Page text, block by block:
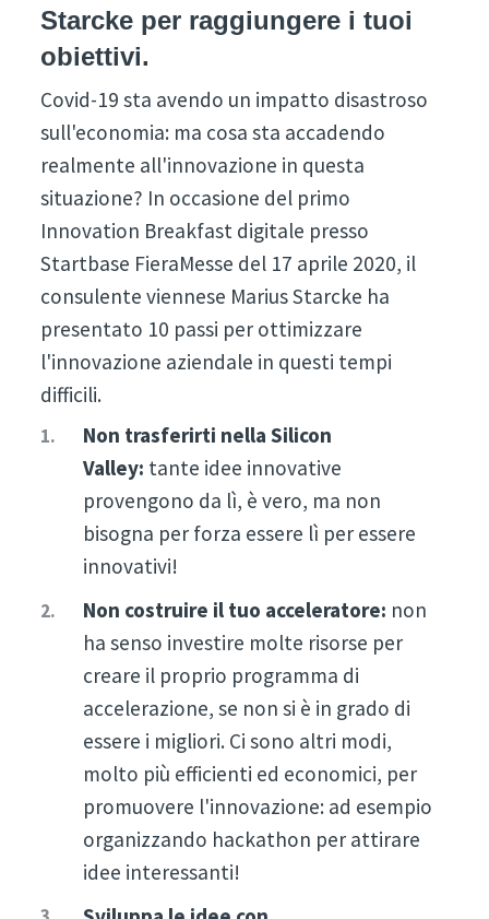
Starcke per raggiungere i tuoi
obiettivi.
Covid-19 sta avendo un impatto disastroso
sull'economia: ma cosa sta accadendo
realmente all'innovazione in questa
situazione? In occasione del primo
Innovation Breakfast digitale presso
Startbase FieraMesse del 17 aprile 2020, il
consulente viennese Marius Starcke ha
presentato 10 passi per ottimizzare
l'innovazione aziendale in questi tempi
difficili.
Non trasferirti nella Silicon
Valley: tante idee innovative
provengono da lì, è vero, ma non
bisogna per forza essere lì per essere
innovativi!
Non costruire il tuo acceleratore: non
ha senso investire molte risorse per
creare il proprio programma di
accelerazione, se non si è in grado di
essere i migliori. Ci sono altri modi,
molto più efficienti ed economici, per
promuovere l'innovazione: ad esempio
organizzando hackathon per attirare
idee interessanti!